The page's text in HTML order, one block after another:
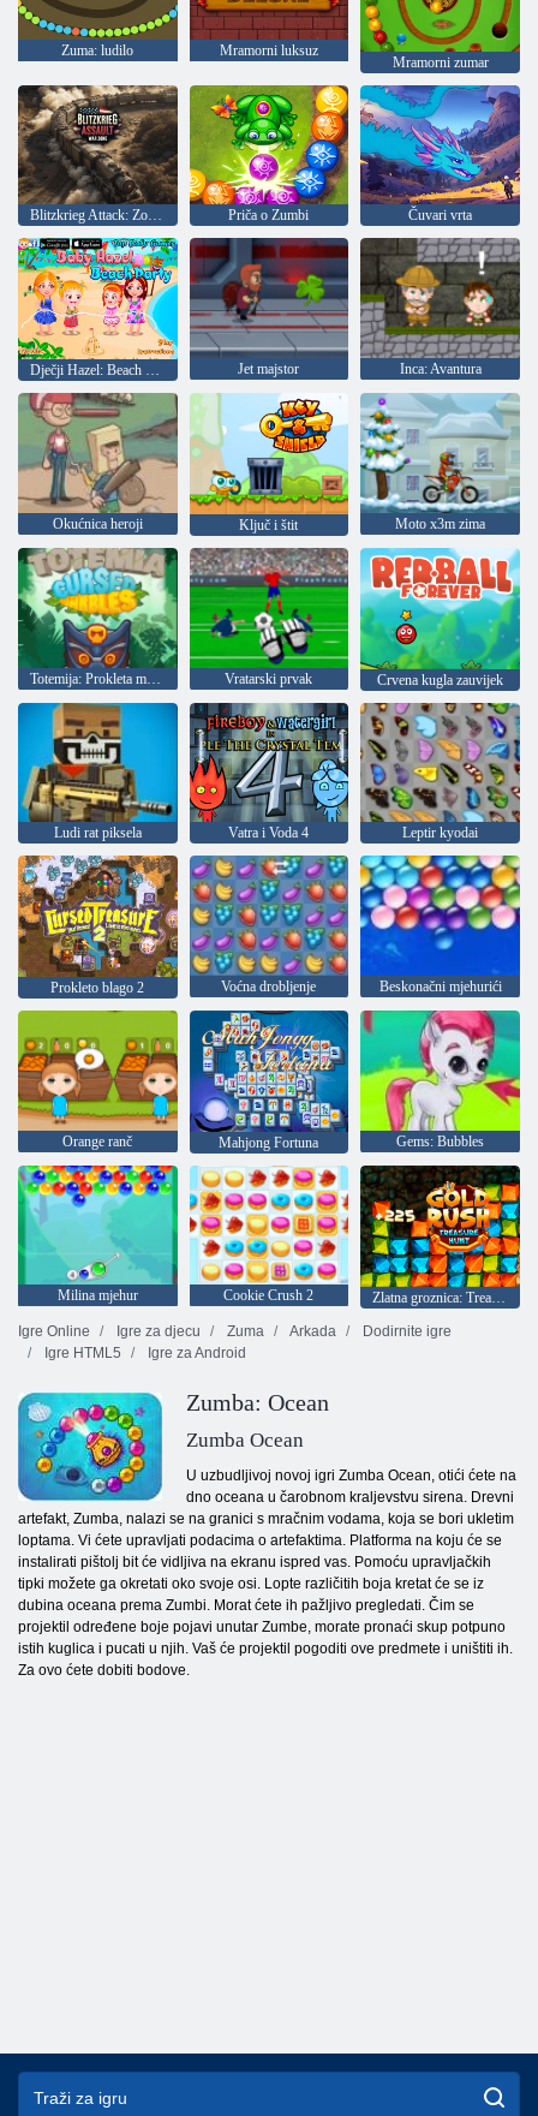
Zuma: ludilo Mramorni luksuz
Mramorni zumar
Blitzkrieg Attack: Zona borbe! Priča o Zumbi Čuvari vrta
Dječji Hazel: Beach party Jet majstor Inca: Avantura
Okućnica heroji Ključ i štit Moto x3m zima
Vratarski prvak Crvena kugla zauvijek
Ludi rat piksela Vatra i Voda 4 Leptir kyodai
Prokleto blago 2 Voćna drobljenje Beskonačni mjehurići
Orange ranč Mahjong Fortuna Gems: Bubbles
Milina mjehur Cookie Crush 2
Igre Online
Igre za djecu Zuma Arkada
Dodirnite igre
Igre HTML5
Igre za Android
Zumba: Ocean
Zumba Ocean
U uzbudljivoj novoj igri Zumba Ocean, otići ćete na
dno oceana u čarobnom kraljevstvu sirena. Drevni
artefakt, Zumba, nalazi se na granici s mračnim vodama, koja se bori ukletim
loptama. Vi ćete upravljati podacima o artefaktima. Platforma na koju će se
instalirati pištolj bit će vidljiva na ekranu ispred vas. Pomoću upravljačkih
tipki možete ga okretati oko svoje osi. Lopte različitih boja kretat će se iz
dubina oceana prema Zumbi. Morat ćete ih pažljivo pregledati. Čim se
projektil određene boje pojavi unutar Zumbe, morate pronaći skup potpuno
istih kuglica i pucati u njih. Vaš će projektil pogoditi ove predmete i uništiti ih.
Za ovo ćete dobiti bodove.